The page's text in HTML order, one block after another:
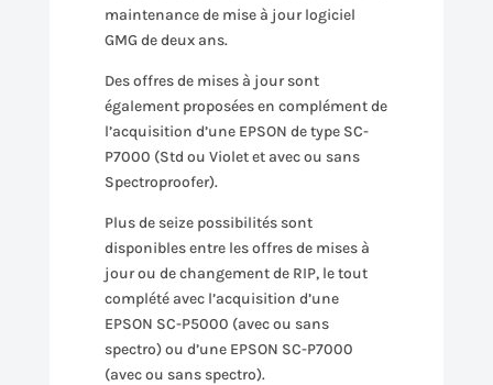
maintenance de mise à jour logiciel
GMG de deux ans.
Des offres de mises à jour sont
également proposées en complément de
l’acquisition d’une EPSON de type SC-
P7000 (Std ou Violet et avec ou sans
Spectroproofer).
Plus de seize possibilités sont
disponibles entre les offres de mises à
jour ou de changement de RIP, le tout
complété avec l’acquisition d’une
EPSON SC-P5000 (avec ou sans
spectro) ou d’une EPSON SC-P7000
(avec ou sans spectro).